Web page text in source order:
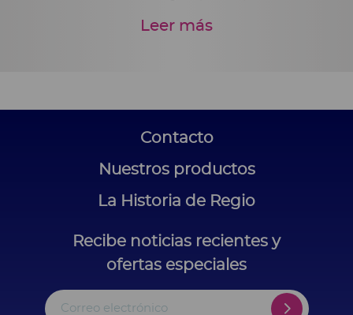
Leer más
Contacto
Nuestros productos
La Historia de Regio
Recibe noticias recientes y
ofertas especiales
Correo electrónico